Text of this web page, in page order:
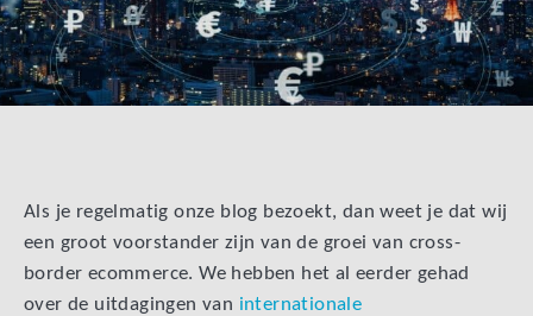
Als je regelmatig onze blog bezoekt, dan weet je dat wij
een groot voorstander zijn van de groei van cross-
border ecommerce. We hebben het al eerder gehad
over de uitdagingen van internationale